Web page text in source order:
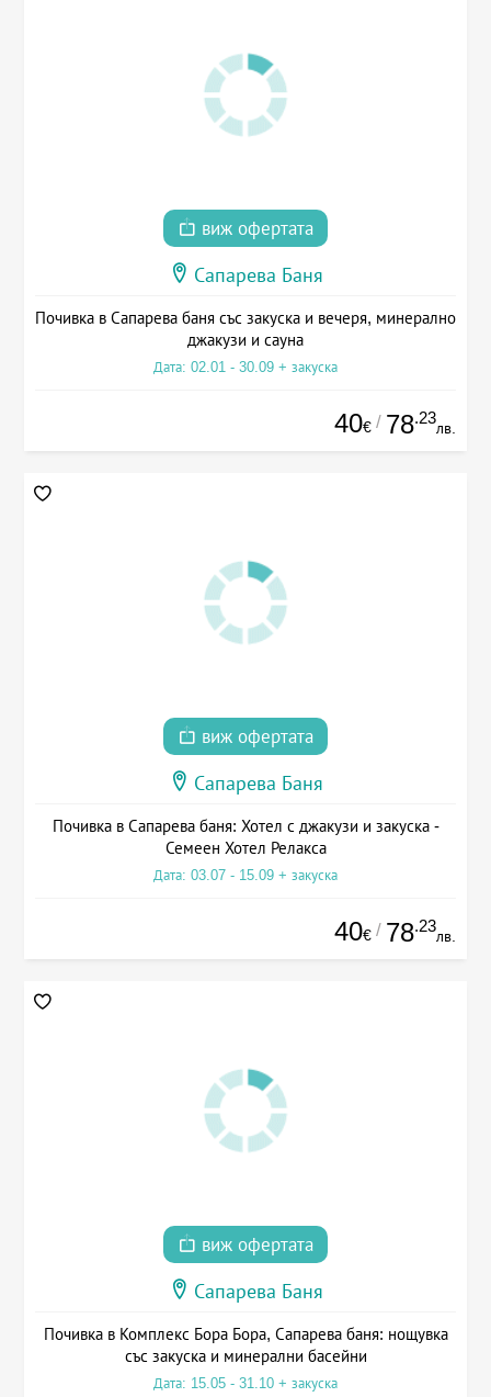
виж офертата
Сапарева Баня
Почивка в Сапарева баня със закуска и вечеря, минерално
джакузи и сауна
Дата: 02.01 - 30.09 + закуска
40€ / 78.23
лв.
виж офертата
Сапарева Баня
Почивка в Сапарева баня: Хотел с джакузи и закуска -
Семеен Хотел Релакса
Дата: 03.07 - 15.09 + закуска
40€ / 78.23
лв.
виж офертата
Сапарева Баня
Почивка в Комплекс Бора Бора, Сапарева баня: нощувка
със закуска и минерални басейни
Дата: 15.05 - 31.10 + закуска